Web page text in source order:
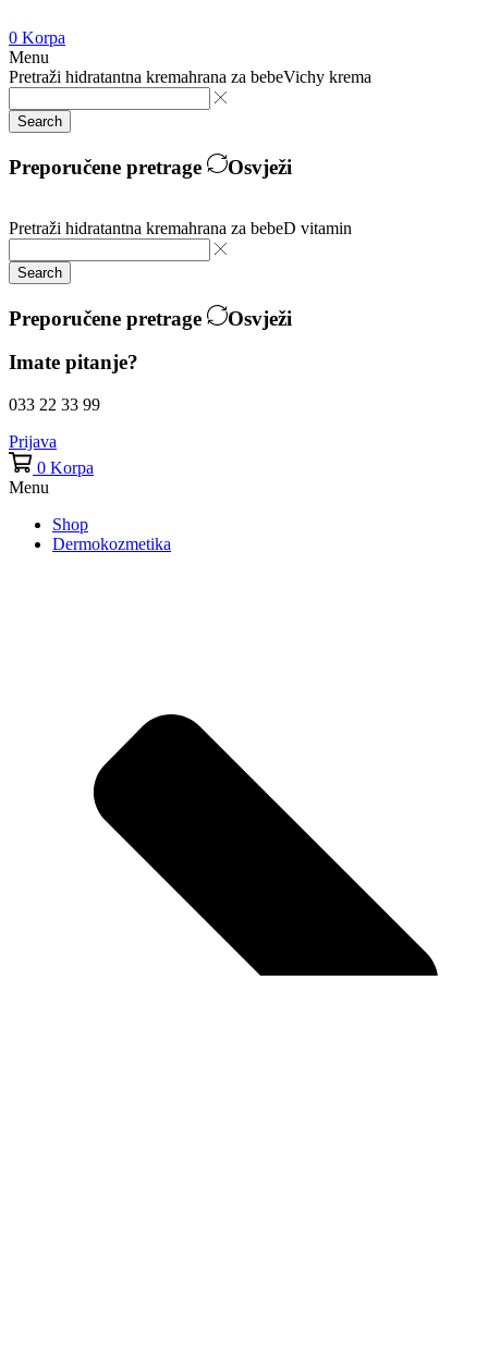
0 Korpa
Menu
Pretraži hidratantna kremahrana za bebeVichy krema
Search
Preporučene pretrage Osvježi
Pretraži hidratantna kremahrana za bebeD vitamin
Search
Preporučene pretrage
Osvježi
Imate pitanje?
033 22 33 99
Prijava
0 Korpa
Menu
Shop
Dermokozmetika